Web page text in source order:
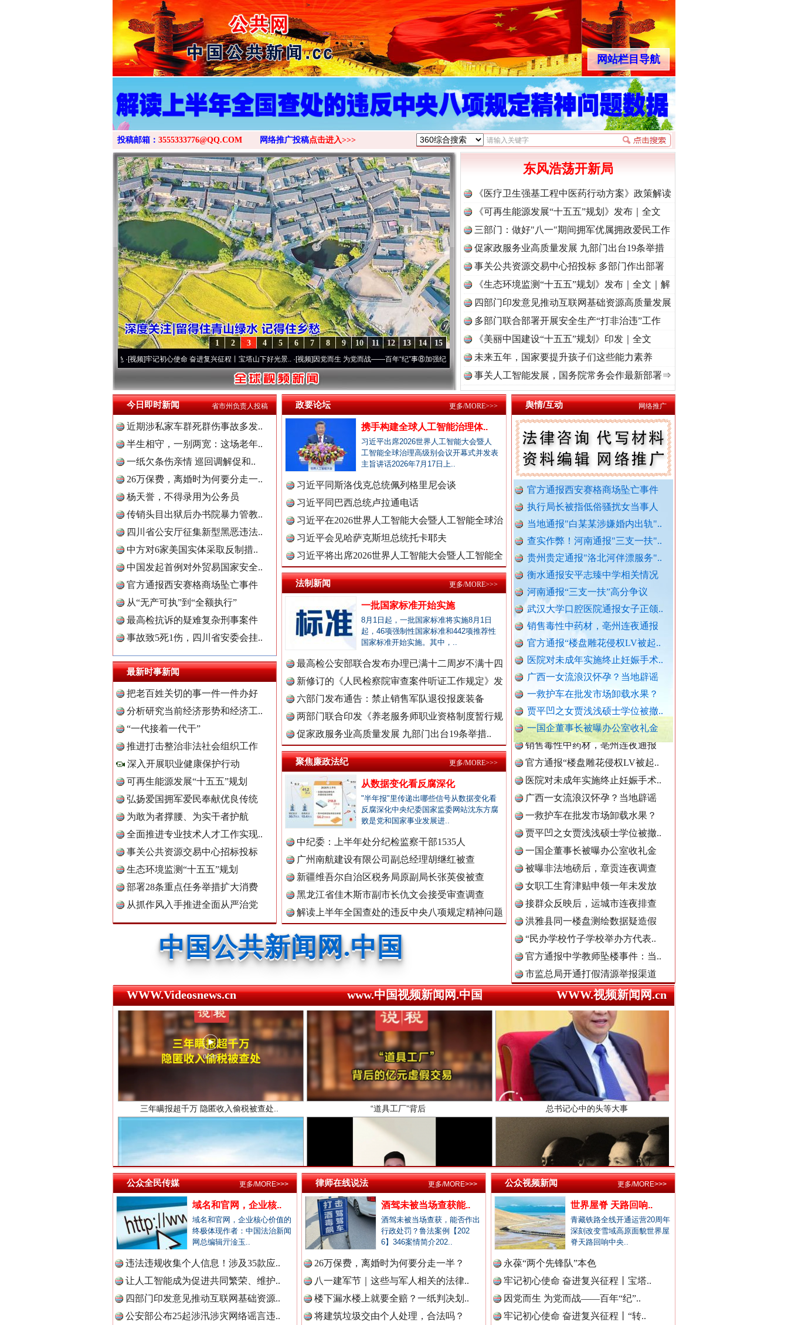
>
网站栏目导航
投稿邮箱： 3555333776@QQ.COM 网络推广投稿点击进入>>>
15
14
13
12
11
10
9
8
7
6
5
4
3
2
1
牢记初心使命 奋进复兴征程丨宝塔山下好光景..·[视频]因党而生 为党而战——百年“纪”事⑧加强纪律..·[视频]牢记初心使命 奋进复兴征程丨“转折之城”激荡..·[视频]牢记初心使命 奋进复兴征程丨红船起航处 潮起..
东风浩荡开新局
《医疗卫生强基工程中医药行动方案》政策解读
《可再生能源发展“十五五”规划》发布｜全文
三部门：做好"八一"期间拥军优属拥政爱民工作
促家政服务业高质量发展 九部门出台19条举措
事关公共资源交易中心招投标 多部门作出部署
《生态环境监测“十五五”规划》发布｜全文｜解
读
四部门印发意见推动互联网基础资源高质量发展
多部门联合部署开展安全生产“打非治违”工作
《美丽中国建设“十五五”规划》印发｜全文
未来五年，国家要提升孩子们这些能力素养
事关人工智能发展，国务院常务会作最新部署⇒
舆情/互动
官方通报西安赛格商场坠亡事件
执行局长被指低俗骚扰女当事人
当地通报"白某某涉嫌婚内出轨"..
查实作弊！河南通报"三支一扶"..
贵州贵定通报"洛北河伴漂服务"..
衡水通报安平志臻中学相关情况
河南通报“三支一扶”高分争议
武汉大学口腔医院通报女子正颌..
销售毒性中药材，亳州连夜通报
官方通报“楼盘雕花侵权LV被起..
医院对未成年实施终止妊娠手术..
广西一女流浪汉怀孕？当地辟谣
一救护车在批发市场卸载水果？
贾平凹之女贾浅浅硕士学位被撤..
一国企董事长被曝办公室收礼金
官方通报西安赛格商场坠亡事件
执行局长被指低俗骚扰女当事人
当地通报"白某某涉嫌婚内出轨"..
查实作弊！河南通报"三支一扶"..
贵州贵定通报"洛北河伴漂服务"..
衡水通报安平志臻中学相关情况
河南通报“三支一扶”高分争议
武汉大学口腔医院通报女子正颌..
销售毒性中药材，亳州连夜通报
官方通报“楼盘雕花侵权LV被起..
医院对未成年实施终止妊娠手术..
广西一女流浪汉怀孕？当地辟谣
一救护车在批发市场卸载水果？
贾平凹之女贾浅浅硕士学位被撤..
一国企董事长被曝办公室收礼金
被曝非法地磅后，章贡连夜调查
女职工生育津贴申领一年未发放
接群众反映后，运城市连夜排查
洪雅县同一楼盘测绘数据疑造假
“民办学校竹子学校举办方代表..
官方通报中学教师坠楼事件：当..
市监总局开通打假清源举报渠道
男子献血10年要求免诊查费遭拒
襄阳一村干部超占地建五层楼房
西北大学通报“教师贾某某涉嫌..
郴州市通报烟花零售店燃爆事件
不准学生带手纸入厕？教委回应
湖南卫健委通报“研究生失联”
县委书记在评论区回复网友诉求
居民在农业农村局上厕所遭辱骂
公立医院医生未完成创收被待岗..
郏县通报"15岁女孩被当街暴打"..
宁波通报患儿术后离世医疗事件
襄阳多家精神病医院被曝骗医保
成都成华区深夜通报"非遗"乱象..
官方通报国企董事长打人被拘
找国土所所长办事被借68万元？
公务员考生笔试面试第一落选？
中标公告套网络人名，湖北通报
南宁通报“一教师脚踢小学生”
周知！公安部这个举报平台上线..
村民“从小被父母砍手割耳”？
民警走访吓得家里老人欲轻生？
网络推广
今日即时新闻
近期涉私家车群死群伤事故多发..
半生相守，一别两宽：这场老年..
一纸欠条伤亲情 巡回调解促和..
26万保费，离婚时为何要分走一..
杨天誉，不得录用为公务员
传销头目出狱后办书院暴力管教..
四川省公安厅征集新型黑恶违法..
中方对6家美国实体采取反制措..
中国发起首例对外贸易国家安全..
官方通报西安赛格商场坠亡事件
从“无产可执”到“全额执行”
最高检抗诉的疑难复杂刑事案件
事故致5死1伤，四川省安委会挂..
最新时事新闻
把老百姓关切的事一件一件办好
分析研究当前经济形势和经济工..
“一代接着一代干”
推进打击整治非法社会组织工作
深入开展职业健康保护行动
可再生能源发展“十五五”规划
弘扬爱国拥军爱民奉献优良传统
为敢为者撑腰、为实干者护航
全面推进专业技术人才工作实现..
事关公共资源交易中心招标投标
生态环境监测“十五五”规划
部署28条重点任务举措扩大消费
从抓作风入手推进全面从严治党
省市州负责人投稿 政要论坛
携手构建全球人工智能治理体..
习近平出席2026世界人工智能大会暨人
工智能全球治理高级别会议开幕式并发表
主旨讲话2026年7月17日上..
习近平同斯洛伐克总统佩列格里尼会谈
习近平同巴西总统卢拉通电话
习近平在2026世界人工智能大会暨人工智能全球治
理高级..
习近平会见哈萨克斯坦总统托卡耶夫
习近平将出席2026世界人工智能大会暨人工智能全
球治理..
更多/MORE>>>
法制新闻
一批国家标准开始实施
8月1日起，一批国家标准将实施8月1日
起，46项强制性国家标准和442项推荐性
国家标准开始实施。其中，..
最高检公安部联合发布办理已满十二周岁不满十四
周岁未..
新修订的《人民检察院审查案件听证工作规定》发
布
六部门发布通告：禁止销售军队退役报废装备
两部门联合印发《养老服务师职业资格制度暂行规
定》
促家政服务业高质量发展 九部门出台19条举措..
更多/MORE>>>
聚焦廉政法纪
从数据变化看反腐深化
"半年报"里传递出哪些信号从数据变化看
反腐深化中央纪委国家监委网站沈东方腐
败是党和国家事业发展进..
中纪委：上半年处分纪检监察干部1535人
广州南航建设有限公司副总经理胡继红被查
新疆维吾尔自治区税务局原副局长张英俊被查
黑龙江省佳木斯市副市长仇文会接受审查调查
解读上半年全国查处的违反中央八项规定精神问题
更多/MORE>>>
中国全民新闻网.中国
中国公众新闻网.中国
中国公民新闻网.中国
中国公共新闻网.中国
中国法制新闻网.中国
中国法治新闻网.中国
中国法院新闻网.中国
中国检察新闻网.中国
中国医药新闻网.中国
中国企业新闻网.中国
中国农业新闻网.中国
WWW.Videosnews.cn www.中国视频新闻网.中国 WWW.视频新闻网.cn
全民健身五年计划来了！等你上场 外交部发布重磅视频
世界屋脊 天路回响 永葆“两个先锋队”本色 “转折之城”激荡奋进脉搏
红船起航处 潮起向未来 导游发烟没安好心
三年瞒报超千万 隐匿收入偷税被查处.. “道具工厂”背后 总书记心中的头等大事
祁连巍巍树丰碑 高回报！网警详解投资理财陷阱 东部战区发布MV《若一去不回》
公众全民传媒
域名和官网，企业核..
域名和官网，企业核心价值的
终极体现作者：中国法治新闻
网总编辑亓淦玉..
违法违规收集个人信息！涉及35款应..
让人工智能成为促进共同繁荣、维护..
四部门印发意见推动互联网基础资源..
公安部公布25起涉汛涉灾网络谣言违..
更多/MORE>>> 律师在线说法
酒驾未被当场查获能..
酒驾未被当场查获，能否作出
行政处罚？鲁法案例【202
6】346案情简介202..
26万保费，离婚时为何要分走一半？
八一建军节｜这些与军人相关的法律..
楼下漏水楼上就要全赔？一纸判决划..
将建筑垃圾交由个人处理，合法吗？
更多/MORE>>> 公众视频新闻
世界屋脊 天路回响..
青藏铁路全线开通运营20周年
深刻改变雪域高原面貌世界屋
脊天路回响中央..
永葆“两个先锋队”本色
牢记初心使命 奋进复兴征程丨宝塔..
因党而生 为党而战——百年“纪”..
牢记初心使命 奋进复兴征程丨“转..
更多/MORE>>>